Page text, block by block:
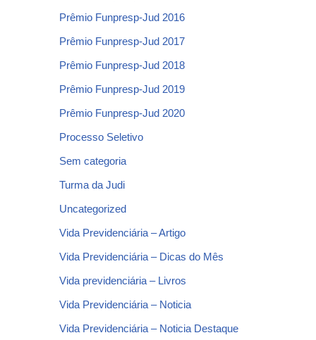
Prêmio Funpresp-Jud 2016
Prêmio Funpresp-Jud 2017
Prêmio Funpresp-Jud 2018
Prêmio Funpresp-Jud 2019
Prêmio Funpresp-Jud 2020
Processo Seletivo
Sem categoria
Turma da Judi
Uncategorized
Vida Previdenciária – Artigo
Vida Previdenciária – Dicas do Mês
Vida previdenciária – Livros
Vida Previdenciária – Noticia
Vida Previdenciária – Noticia Destaque